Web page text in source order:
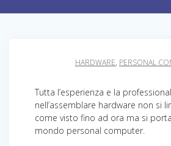
HARDWARE, PERSONAL
Tutta l’esperienza e la
nell’assemblare hardware non si
come visto fino ad ora ma si
mondo personal computer.